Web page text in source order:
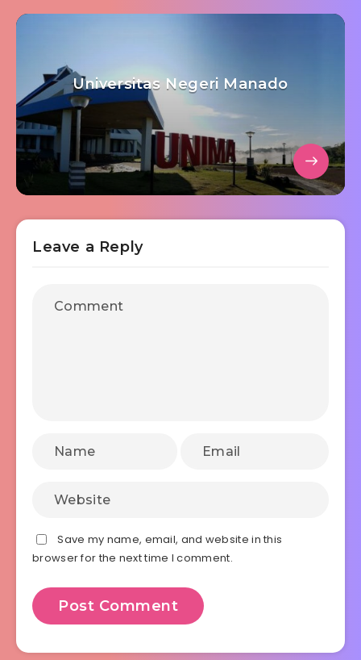
Universitas Negeri Manado
Leave a Reply
Save my name, email, and website in this
browser for the next time I comment.